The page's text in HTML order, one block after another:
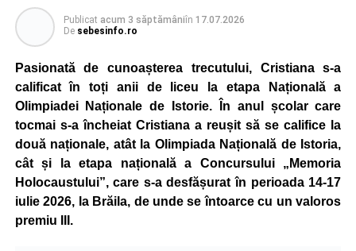
Unul dintre cele mai apreciate momente a fost atelierul
„Vara Descoperirilor – Orientare în carieră”, unde copiii au
participat la exerciții interactive menite să îi ajute să își
descopere calitățile, să își exprime aspirațiile și să ia
contact cu principalele domenii de activitate și profesiile
pe care și-ar putea dori să le urmeze în viitor.
Programul a inclus și activități de dexteritate manuală, în
cadrul cărora participanții au realizat desene și lucrări
artistice, precum și sesiuni de karaoke, muzică și jocuri
sportive, care au încurajat mișcarea și colaborarea în
echipă.
Publicat acum 3 săptămâniîn 17.07.2026
De sebesinfo.ro
Pasionată de cunoașterea trecutului, Cristiana s-a
calificat în toți anii de liceu la etapa Națională a
Olimpiadei Naționale de Istorie. În anul școlar care
tocmai s-a încheiat Cristiana a reușit să se califice la
două naționale, atât la Olimpiada Națională de Istoria,
cât și la etapa națională a Concursului „Memoria
Holocaustului”, care s-a desfășurat în perioada 14-17
iulie 2026, la Brăila, de unde se întoarce cu un valoros
premiu III.